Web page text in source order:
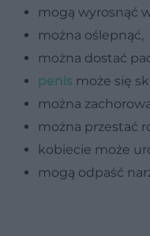
mogą wyrosnąć
można oślepnąć,
można dostać
penis może się
można
można przestać
kobiecie może
mogą odpaść